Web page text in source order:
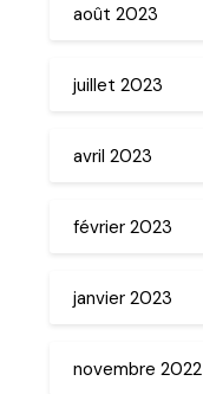
août 2023
juillet 2023
avril 2023
février 2023
janvier 2023
novembre 2022